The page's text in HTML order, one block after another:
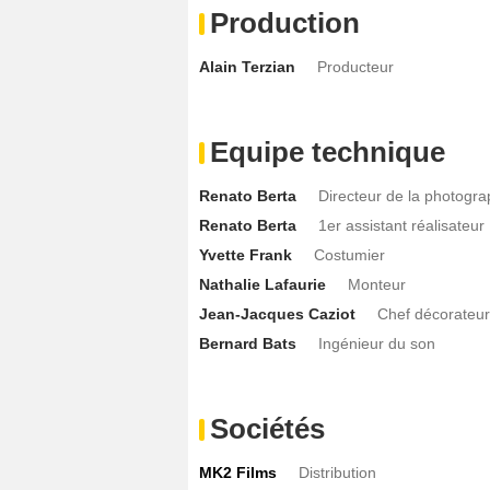
Production
Alain Terzian Producteur
Equipe technique
Renato Berta
Directeur de la
Renato Berta
1er assistant réalisateur
Yvette Frank
Costumier
Nathalie Lafaurie
Monteur
Jean-Jacques Caziot
Chef décorateur
Bernard Bats
Ingénieur du son
Sociétés
MK2 Films Distribution